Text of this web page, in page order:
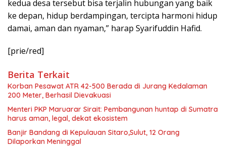
kedua desa tersebut bisa terjalin hubungan yang baik
ke depan, hidup berdampingan, tercipta harmoni hidup
damai, aman dan nyaman,” harap Syarifuddin Hafid.
[prie/red]
Berita Terkait
Korban Pesawat ATR 42-500 Berada di Jurang Kedalaman
200 Meter, Berhasil Dievakuasi
Menteri PKP Maruarar Sirait: Pembangunan huntap di Sumatra
harus aman, legal, dekat ekosistem
Banjir Bandang di Kepulauan Sitaro,Sulut, 12 Orang
Dilaporkan Meninggal